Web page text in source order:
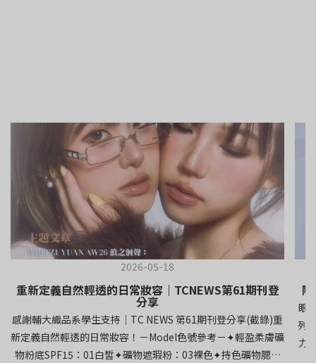
2026-05-18
重新定義自然輕透的日常妝容｜TCNEWS第61期刊登
分享
感謝輔大織品系學生支持｜TC NEWS 第61期刊登分享(截錄)重
新定義自然輕透的日常妝容！－Model色號參考－✦輕盈柔膚礦
物粉底SPF15：01白皙✦礦物遮瑕粉：03裸色✦持色礦物腮紅
眼
列
力